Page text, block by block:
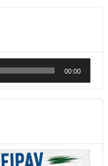
00:00